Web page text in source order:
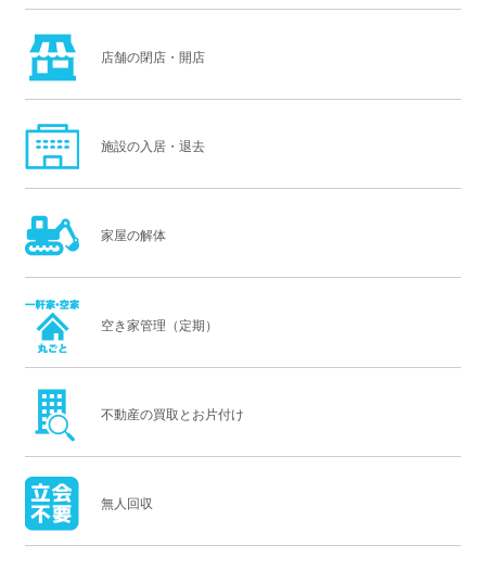
店舗の閉店・開店
施設の入居・退去
家屋の解体
空き家管理（定期）
不動産の買取とお片付け
無人回収